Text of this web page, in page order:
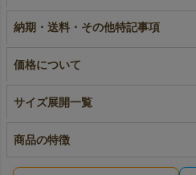
即納品｜ラミ
¥1,969
納期・送料・その他特記事項
価格について
サイズ展開一覧
商品の特徴